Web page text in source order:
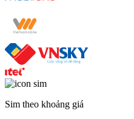
Sim theo khoảng giá